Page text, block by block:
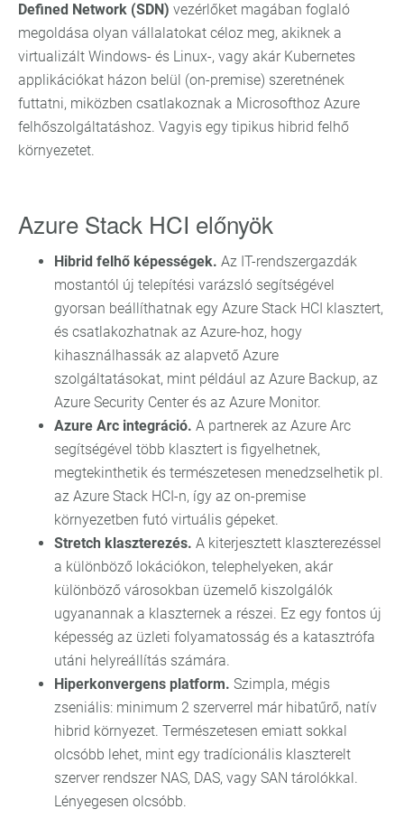
Defined Network (SDN) vezérlőket magában foglaló
megoldása olyan vállalatokat céloz meg, akiknek a
virtualizált Windows- és Linux-, vagy akár Kubernetes
applikációkat házon belül (on-premise) szeretnének
futtatni, miközben csatlakoznak a Microsofthoz Azure
felhőszolgáltatáshoz. Vagyis egy tipikus hibrid felhő
környezetet.
Azure Stack HCI előnyök
Hibrid felhő képességek. Az IT-rendszergazdák
mostantól új telepítési varázsló segítségével
gyorsan beállíthatnak egy Azure Stack HCI klasztert,
és csatlakozhatnak az Azure-hoz, hogy
kihasználhassák az alapvető Azure
szolgáltatásokat, mint például az Azure Backup, az
Azure Security Center és az Azure Monitor.
Azure Arc integráció. A partnerek az Azure Arc
segítségével több klasztert is figyelhetnek,
megtekinthetik és természetesen menedzselhetik pl.
az Azure Stack HCI-n, így az on-premise
környezetben futó virtuális gépeket.
Stretch klaszterezés. A kiterjesztett klaszterezéssel
a különböző lokációkon, telephelyeken, akár
különböző városokban üzemelő kiszolgálók
ugyanannak a klaszternek a részei. Ez egy fontos új
képesség az üzleti folyamatosság és a katasztrófa
utáni helyreállítás számára.
Hiperkonvergens platform. Szimpla, mégis
zseniális: minimum 2 szerverrel már hibatűrő, natív
hibrid környezet. Természetesen emiatt sokkal
olcsóbb lehet, mint egy tradícionális klaszterelt
szerver rendszer NAS, DAS, vagy SAN tárolókkal.
Lényegesen olcsóbb.